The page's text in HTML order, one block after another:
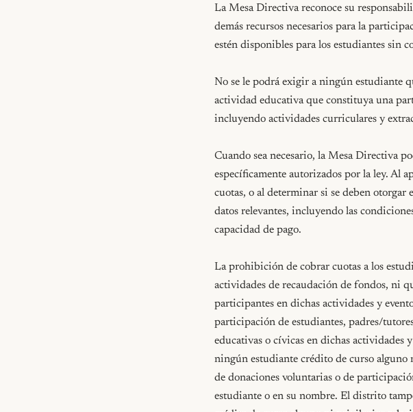
La Mesa Directiva reconoce su
demás recursos necesarios para la
estén disponibles para los estudiantes sin
No se le podrá exigir a ningún estudiante
actividad educativa que constituya una
incluyendo actividades curriculares y
Cuando sea necesario, la Mesa Directiva
específicamente autorizados por la ley. Al
cuotas, o al determinar si se deben otorgar
datos relevantes, incluyendo las
capacidad de pago.
La prohibición de cobrar cuotas a los
actividades de recaudación de fondos, ni
participantes en dichas actividades y
participación de estudiantes, padres/
educativas o cívicas en dichas actividades
ningún estudiante crédito de curso alguno
de donaciones voluntarias o de
estudiante o en su nombre. El distrito